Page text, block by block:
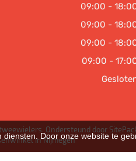
09:00 -
09:00 -
09:00 -
09:00 -
Ondersteund door
in Nijmegen
Door onze website te